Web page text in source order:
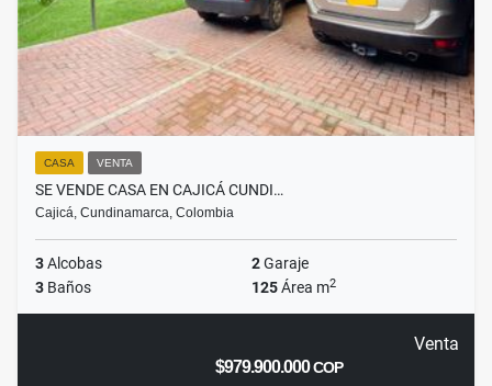
CASA VENTA
SE VENDE CASA EN CAJICÁ CUNDI…
Cajicá, Cundinamarca, Colombia
3Alcobas 2Garaje
3 Baños 125Área m2
Venta
$979.900.000COP